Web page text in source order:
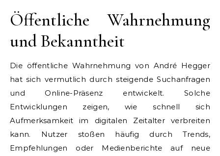
Öffentliche Wahrnehmung
und Bekanntheit
Die öffentliche Wahrnehmung von André Hegger
hat sich vermutlich durch steigende Suchanfragen
und Online-Präsenz entwickelt. Solche
Entwicklungen zeigen, wie schnell sich
Aufmerksamkeit im digitalen Zeitalter verbreiten
kann. Nutzer stoßen häufig durch Trends,
Empfehlungen oder Medienberichte auf neue